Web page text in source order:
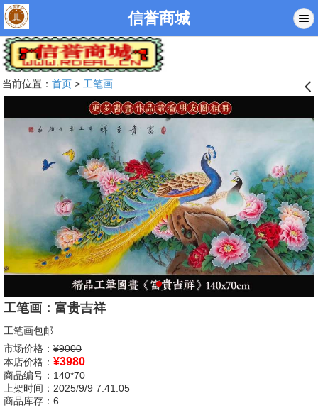
信誉商城
当前位置： 首页> 工笔画 󰊒
工笔画：富贵吉祥
工笔画包邮
市场价格： ¥9000
本店价格： ¥3980
商品编号：140*70
上架时间：2025/9/9 7:41:05
商品库存：6